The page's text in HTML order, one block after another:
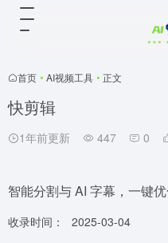
首页 • AI视频工具 • 正文
快剪辑
1年前更新 447 0
智能分割与 AI 字幕，一键
收录时间：
2025-03-04